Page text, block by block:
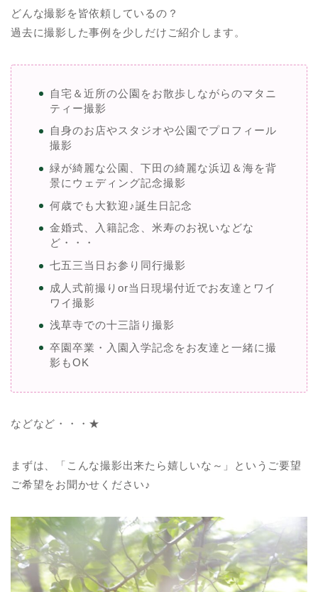
どんな撮影を皆依頼しているの？
過去に撮影した事例を少しだけご紹介します。
自宅＆近所の公園をお散歩しながらのマタニ
ティー撮影
自身のお店やスタジオや公園でプロフィール
撮影
緑が綺麗な公園、下田の綺麗な浜辺＆海を背
景にウェディング記念撮影
何歳でも大歓迎♪誕生日記念
金婚式、入籍記念、米寿のお祝いなどな
ど・・・
七五三当日お参り同行撮影
成人式前撮りor当日現場付近でお友達とワイ
ワイ撮影
浅草寺での十三詣り撮影
卒園卒業・入園入学記念をお友達と一緒に撮
影もOK
などなど・・・★
まずは、「こんな撮影出来たら嬉しいな～」というご要望
ご希望をお聞かせください♪